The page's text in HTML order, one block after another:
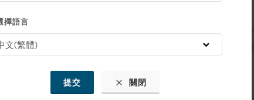
擇語言
提交 關閉
別是金盞花中所含活性成分方面的專業知識自然而然使我們專注於皮
、修復和保護的金盞花護膚品。我們選擇在法國種植的有機農業金盞
國製造。